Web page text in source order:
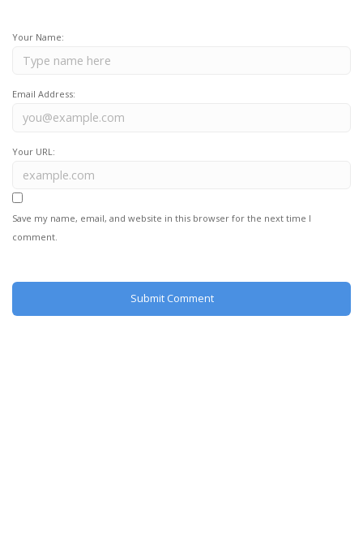
Your Name:
Email Address:
Your URL:
Save my name, email, and website in this browser for the next time I
comment.